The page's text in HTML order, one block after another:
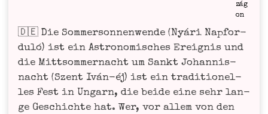
zág
on
🇩🇪 Die Som­mer­son­nen­wen­de (Nyá­ri Napfor­
duló) ist ein Astro­no­mi­sches Ereig­nis und
die Mitt­som­mer­nacht um Sankt Johan­nis­
nacht (Szent Iván-éj) ist ein tra­di­tio­nel­
les Fest in Ungarn, die bei­de eine sehr lan­
ge Geschich­te hat. Wer, vor allem von den